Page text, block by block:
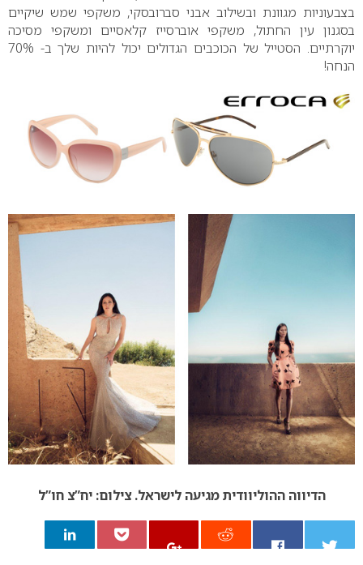
בצבעוניות מגוונת ובשילוב אבני סברובסקי, משקפי שמש שיקיים
בסגנון עין החתול, משקפי אוברסייז קלאסיים ומשקפי מסיכה
יוקרתיים. הסטייל של הכוכבים הגדולים יכול להיות שלך ב- 70%
הנחה!
הדיווה ההוליוודית מגיעה לישראל. צילום: יח”צ חו”ל